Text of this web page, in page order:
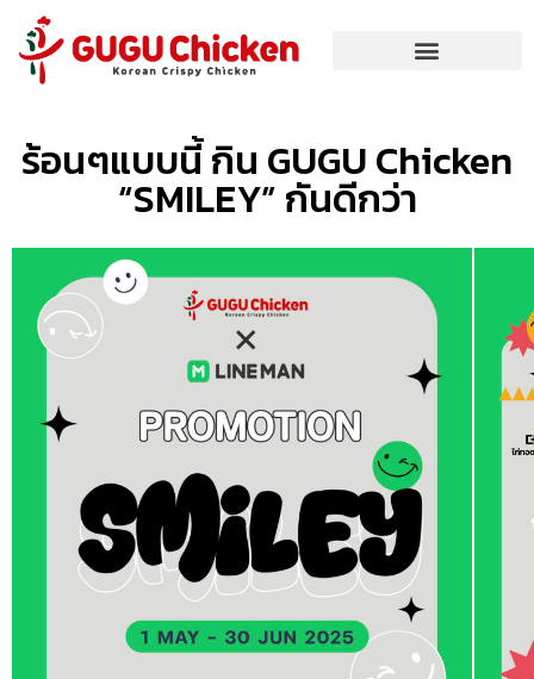
ร้อนๆแบบนี้ กิน GUGU Chicken
“SMILEY” กันดีกว่า